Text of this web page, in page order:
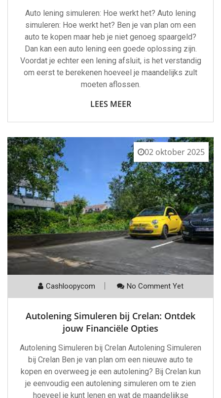
Auto lening simuleren: Hoe werkt het? Auto lening
simuleren: Hoe werkt het? Ben je van plan om een
auto te kopen maar heb je niet genoeg spaargeld?
Dan kan een auto lening een goede oplossing zijn.
Voordat je echter een lening afsluit, is het verstandig
om eerst te berekenen hoeveel je maandelijks zult
moeten aflossen.
LEES MEER
02 oktober 2025
Cashloopycom No Comment Yet
Autolening Simuleren bij Crelan: Ontdek
jouw Financiële Opties
Autolening Simuleren bij Crelan Autolening Simuleren
bij Crelan Ben je van plan om een nieuwe auto te
kopen en overweeg je een autolening? Bij Crelan kun
je eenvoudig een autolening simuleren om te zien
hoeveel je kunt lenen en wat de maandelijkse